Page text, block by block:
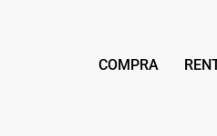
COMPRA